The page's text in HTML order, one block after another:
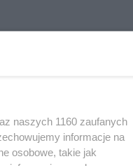
naszych 1160 zaufanych
informacje na
osobowe, takie jak